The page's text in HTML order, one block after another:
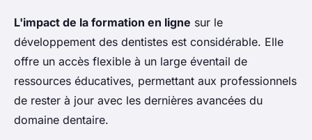
L'impact de la formation en ligne sur le
développement des dentistes est considérable. Elle
offre un accès flexible à un large éventail de
ressources éducatives, permettant aux professionnels
de rester à jour avec les dernières avancées du
domaine dentaire.